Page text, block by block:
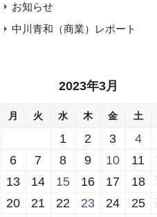
お知らせ
中川青和（商業）レポート
2023年3月
月 火 水 木 金 土
1 2 3 4
6
7 8 9 10 11
13
14 15 16 17 18
20
21 22 23 24 25